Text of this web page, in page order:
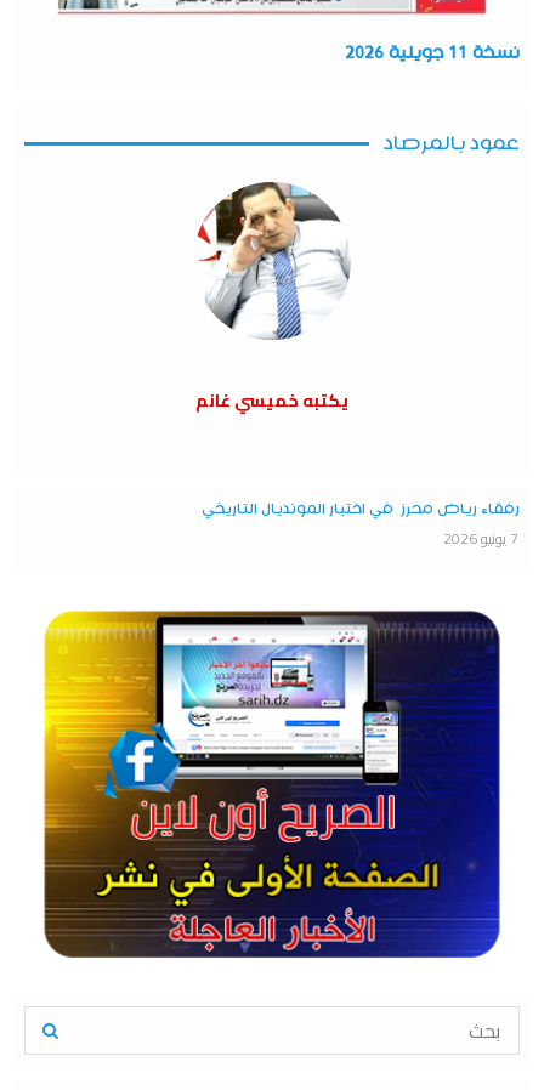
نسخة 11 جويلية 2026
عمود بالمرصاد
يكتبه خميسي غانم
رفقاء رياض محرز في اختبار المونديال التاريخي
7 يونيو 2026
S